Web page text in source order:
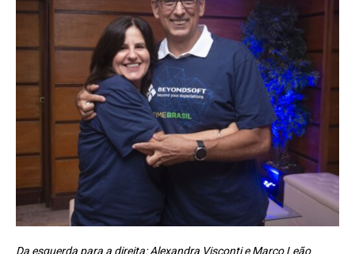
Da esquerda para a direita: Alexandra Visconti e Marco Leão